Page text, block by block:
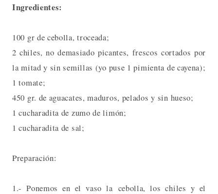
Ingredientes:
100 gr de cebolla, troceada;
2 chiles, no demasiado picantes, frescos cortados por
la mitad y sin semillas (yo puse 1 pimienta de cayena);
1 tomate;
450 gr. de aguacates, maduros, pelados y sin hueso;
1 cucharadita de zumo de limón;
1 cucharadita de sal;
Preparación:
1.- Ponemos en el vaso la cebolla, los chiles y el